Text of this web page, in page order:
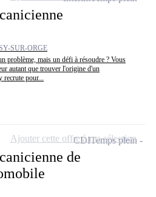
SUR-ORGE
problème, mais un défi à résoudre ? Vous
autant que trouver l'origine d'un
recrute pour...
de
CDITemps plein
Ajouter cette offre à ma sélection